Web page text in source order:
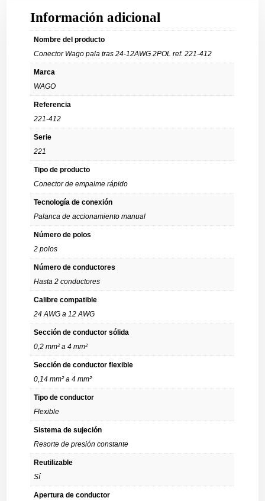
Información adicional
Nombre del producto
Conector Wago pala tras 24-12AWG 2POL ref. 221-412
Marca
WAGO
Referencia
221-412
Serie
221
Tipo de producto
Conector de empalme rápido
Tecnología de conexión
Palanca de accionamiento manual
Número de polos
2 polos
Número de conductores
Hasta 2 conductores
Calibre compatible
24 AWG a 12 AWG
Sección de conductor sólida
0,2 mm² a 4 mm²
Sección de conductor flexible
0,14 mm² a 4 mm²
Tipo de conductor
Flexible
Sistema de sujeción
Resorte de presión constante
Reutilizable
Sí
Apertura de conductor